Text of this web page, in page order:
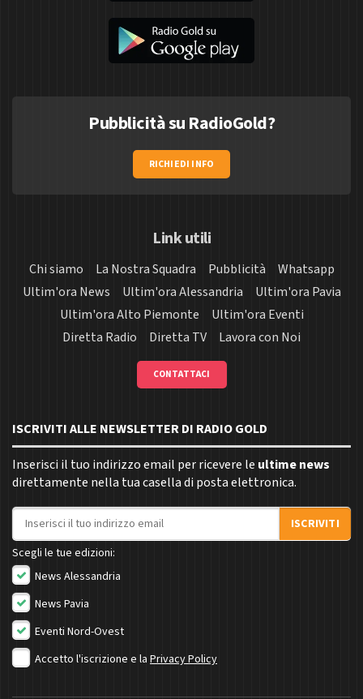
Pubblicità su RadioGold?
RICHIEDI INFO
Link utili
Chi siamo La Nostra Squadra Pubblicità
Whatsapp
Ultim'ora News
Ultim'ora Alessandria
Ultim'ora Pavia
Ultim'ora Alto Piemonte
Ultim'ora Eventi
Diretta Radio
Diretta TV Lavora con Noi
CONTATTACI
ISCRIVITI ALLE NEWSLETTER DI RADIO GOLD
Inserisci il tuo indirizzo email per ricevere le ultime news
direttamente nella tua casella di posta elettronica.
Indirizzo email
ISCRIVITI
Scegli le tue edizioni:
News Alessandria
News Pavia
Eventi Nord-Ovest
Accetto l'iscrizione e la Privacy Policy